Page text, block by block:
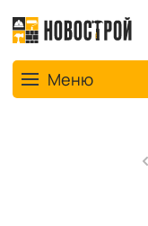
Toggle navigation
Меню